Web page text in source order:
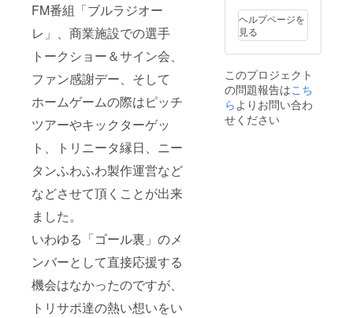
FM番組「ブルラジオー
レ」、商業施設での選手
トークショー＆サイン会、
ファン感謝デー、そして
ホームゲームの際はピッチ
ツアーやキックターゲッ
ト、トリニータ縁日、ニー
タンふわふわ製作運営など
などさせて頂くことが出来
ました。
いわゆる「ゴール裏」のメ
ンバーとして直接応援する
機会はなかったのですが、
トリサポ達の熱い想いをい
開幕前
までに
配送予
定
ヘルプページを
見る
このプロジェクト
の問題報告はこち
ら よりお問い合わ
せください